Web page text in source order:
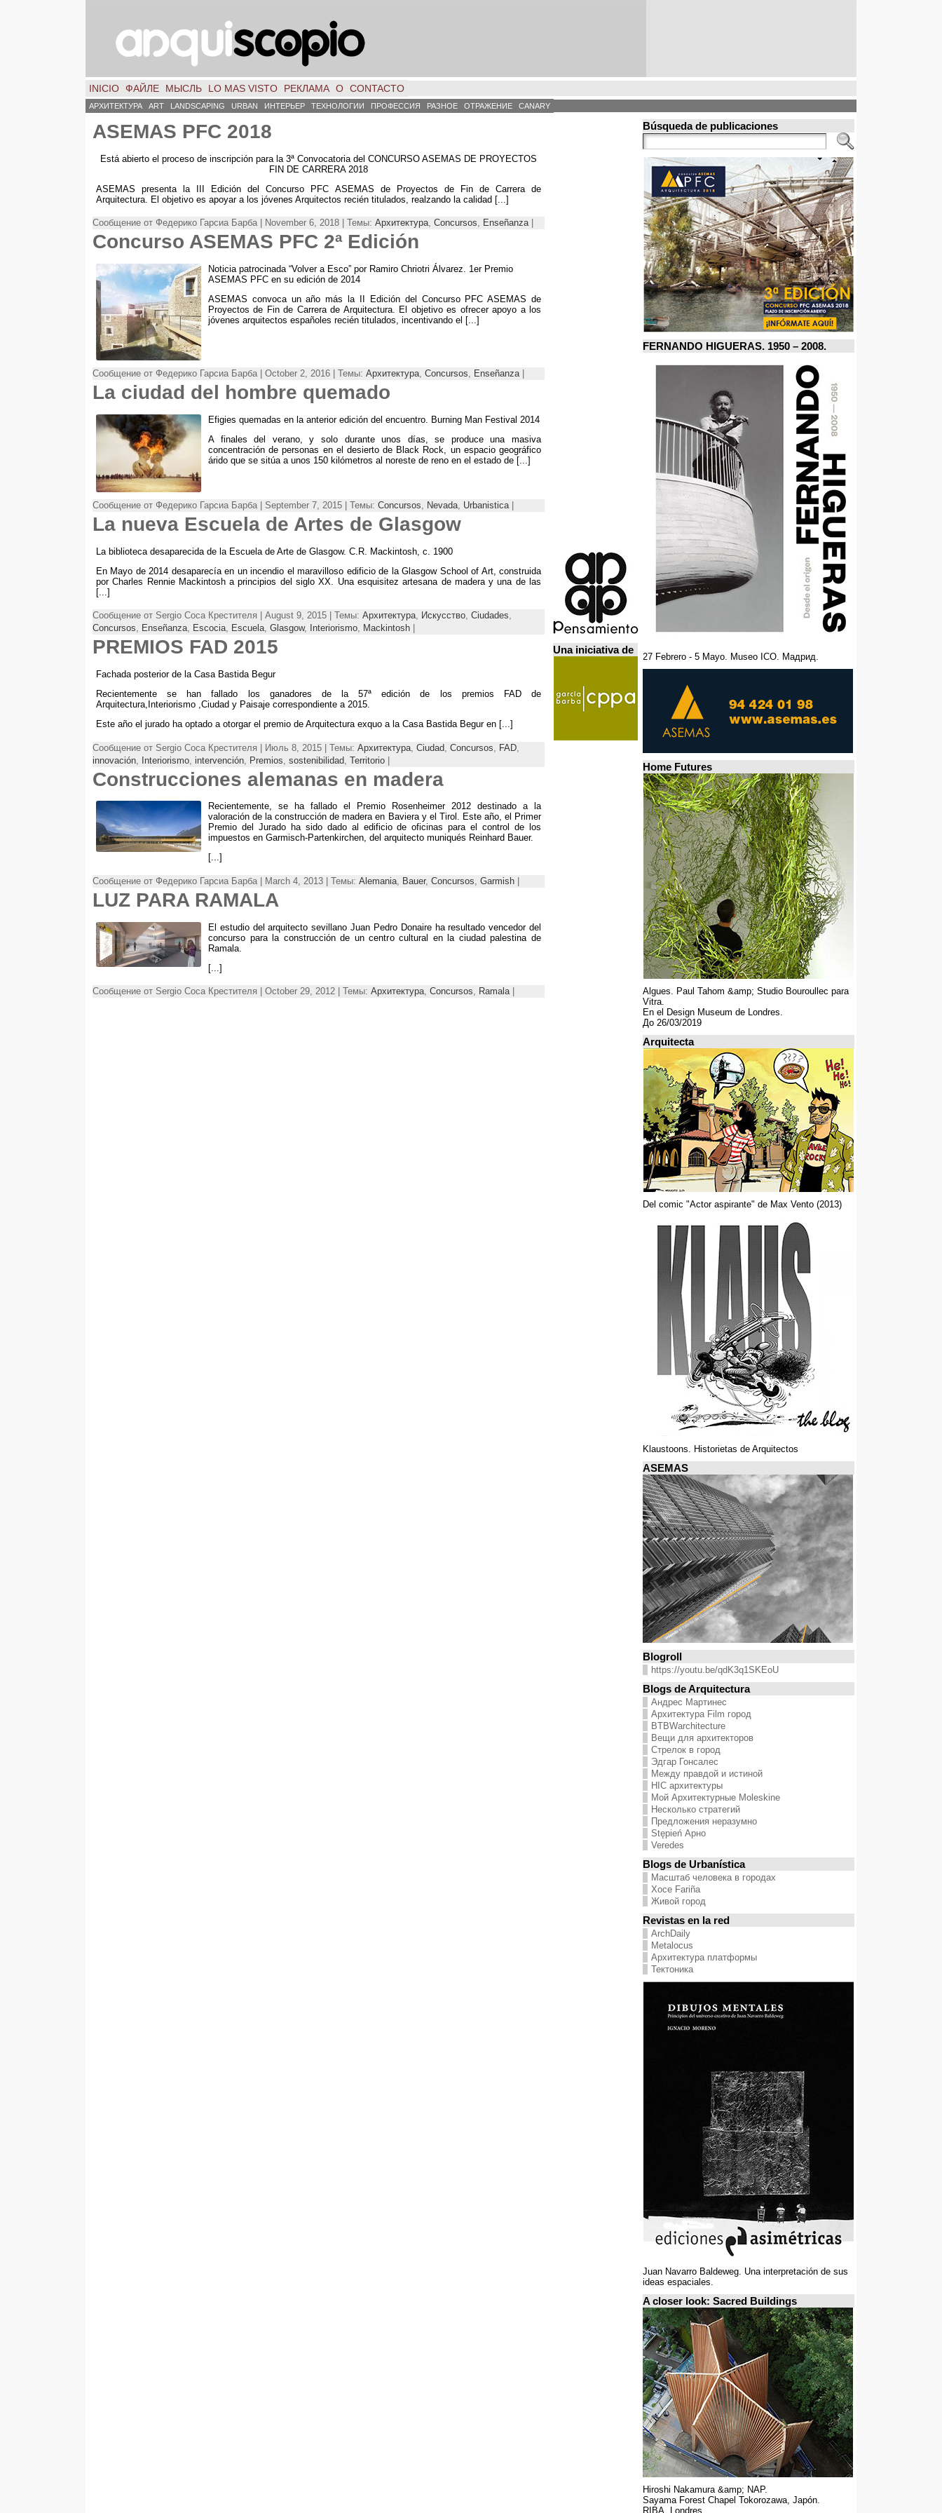
INICIO ФАЙЛЕ МЫСЛЬ LO MAS VISTO РЕКЛАМА О CONTACTO
АРХИТЕКТУРА ART LANDSCAPING URBAN ИНТЕРЬЕР ТЕХНОЛОГИИ ПРОФЕССИЯ РАЗНОЕ ОТРАЖЕНИЕ CANARY
ASEMAS PFC 2018
Está abierto el proceso de inscripción para la 3ª Convocatoria del CONCURSO ASEMAS DE PROYECTOS
FIN DE CARRERA2018
ASEMAS presenta la III Edición del Concurso PFC ASEMAS de Proyectos de Fin de Carrera de
Arquitectura. El objetivo es apoyar a los jóvenes Arquitectos recién titulados, realzando la calidad [...]
Сообщение от Федерико Гарсиа Барба | November 6, 2018 | Темы: Архитектура, Concursos, Enseñanza|
Concurso ASEMAS PFC 2ª Edición
Noticia patrocinada“Volver a Esco” por Ramiro Chriotri Álvarez. 1er Premio
ASEMAS PFC en su edición de 2014
ASEMAS convoca un año más la II Edición del Concurso PFC ASEMAS de
Proyectos de Fin de Carrera de Arquitectura.
El objetivo es ofrecer apoyo a los
jóvenes arquitectos españoles recién titulados incentivando el [...]
Сообщение от Федерико Гарсиа Барба | October 2, 2016 | Темы: Архитектура, Concursos, Enseñanza|
La ciudad del hombre quemado
Efigies quemadas en la anterior edición del encuentro Burning Man Festival 2014
A finales del verano,y solo durante unos días ,se produce una masiva
concentración de personas en el desierto de Black Rock
un espacio geográfico
árido que se sitúa a unos 150 kilómetros al noreste de reno en el estado de [...]
Сообщение от Федерико Гарсиа Барба | September 7, 2015 | Темы: Concursos Nevada Urbanistica
La nueva Escuela de Artes de Glasgow
La biblioteca desaparecida de la Escuela de Arte de Glasgow. C.R Mackintosh c . 1900
En Mayo de2014 desaparecía en un incendio el maravilloso edificio de la Glasgow School of Art,construida
por Charles Rennie Mackintosh a principios del siglo XX
Una esquisitez artesana de madera y una de las
[...]
Сообщение от Sergio Соса Крестителя | August 9, 2015 | Темы: Архитектура, Искусство, Ciudades,
Concursos, Enseñanza, Escocia, Escuela, Glasgow, Interiorismo, Mackintosh
PREMIOS FAD 2015
Fachada posterior de la Casa Bastida Begur
Recientemente se han fallado los ganadores de la 57ª edición de los premios FAD de
Arquitectura ,Interiorismo , Ciudad y Paisaje correspondiente a 2015.
Este año el jurado ha optado a otorgar el premio de Arquitectura exquo a la Casa Bastida Begur en [...]
Сообщение от Sergio Соса Крестителя | Июль 8, 2015 | Темы: Архитектура Ciudad Concursos FAD
innovación Interiorismo intervención Premios sostenibilidad Territorio |
Construcciones alemanas en madera
Recientemente, se ha fallado el Premio Rosenheimer2012 destinado a la
valoración de la construcción de madera en Baviera y el Tirol . Este año, el Primer
Premio del Jurado ha sido dado al edificio de oficinas para el control de los
impuestos en Garmisch-Partenkirchen, del arquitecto muniqués Reinhard Bauer.
[...]
Сообщение от Федерико Гарсиа Барба | March 4, 2013 | Темы: Alemania Bauer, Concursos Garmish
LUZ PARA RAMALA
El estudio del arquitecto sevillano Juan Pedro Donaire ha resultado vencedor del
concurso para la construcción de un centro cultural en la ciudad palestina de
Ramala
[...]
Сообщение от Sergio Соса Крестителя | October 29, 2012 | Темы: Архитектура, Concursos, Ramala|
Una iniciativa de
Búsqueda de publicaciones
FERNANDO HIGUERAS. 1950 – 2008.
27 Febrero - 5 Mayo. Museo ICO. Мадрид.
Home Futures
Algues. Paul Tahom &amp; Studio Bouroullec para
Vitra.
En el Design Museum de Londres.
До 26/03/2019
Arquitecta
Del comic "Actor aspirante" de Max Vento (2013)
Klaustoons. Historietas de Arquitectos
ASEMAS
Blogroll
https://youtu.be/qdK3q1SKEoU
Blogs de Arquitectura
Андрес Мартинес
Архитектура Film город
BTBWarchitecture
Вещи для архитекторов
Стрелок в город
Эдгар Гонсалес
Между правдой и истиной
HIC архитектуры
Мой Архитектурные Moleskine
Несколько стратегий
Предложения неразумно
Stępień Арно
Veredes
Blogs de Urbanística
Масштаб человека в городах
Хосе Fariña
Живой город
Revistas en la red
ArchDaily
Metalocus
Архитектура платформы
Тектоника
Juan Navarro Baldeweg. Una interpretación de sus
ideas espaciales.
A closer look: Sacred Buildings
Hiroshi Nakamura &amp; NAP.
Sayama Forest Chapel Tokorozawa, Japón.
RIBA, Londres.